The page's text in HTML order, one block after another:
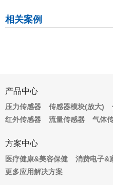
相关案例
产品中心
压力传感器 传感器模块(放大)
红外传感器
流量传感器 气体
方案中心
医疗健康&美容保健 消费电子&
更多应用解决方案